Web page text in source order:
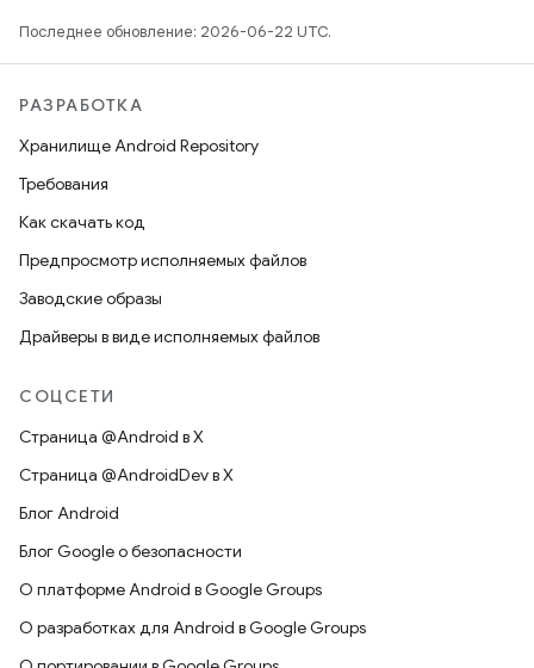
Последнее обновление: 2026-06-22 UTC.
РАЗРАБОТКА
Хранилище Android Repository
Требования
Как скачать код
Предпросмотр исполняемых файлов
Заводские образы
Драйверы в виде исполняемых файлов
СОЦСЕТИ
Страница @Android в X
Страница @AndroidDev в X
Блог Android
Блог Google о безопасности
О платформе Android в Google Groups
О разработках для Android в Google Groups